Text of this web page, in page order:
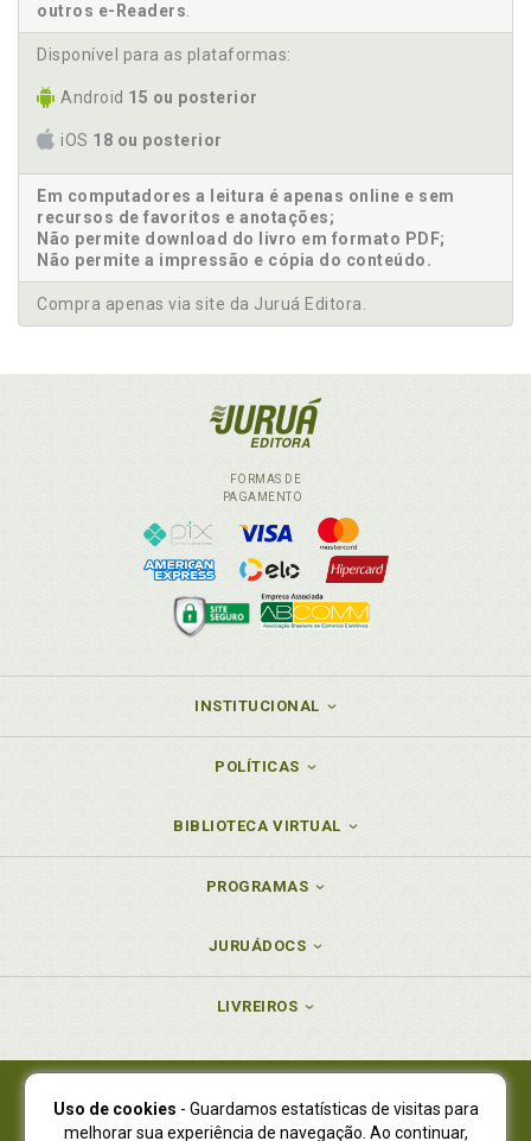
outros e-Readers
Disponível para as plataformas:
Android 15 ou posterior
iOS 18 ou posterior
Em computadores a leitura é apenas online e sem
recursos de favoritos e anotações;
Não permite download do livro em formato PDF;
Não permite a impressão e cópia do conteúdo.
Compra apenas via site da Juruá Editora.
FORMAS DE
PAGAMENTO
INSTITUCIONAL
POLÍTICAS
BIBLIOTECA VIRTUAL
PROGRAMAS
JURUÁDOCS
LIVREIROS
Juruá Editora Ltda., CNPJ 77.535.508/0001-19
Uso de cookies - Guardamos estatísticas de visitas para
melhorar sua experiência de navegação. Ao continuar,